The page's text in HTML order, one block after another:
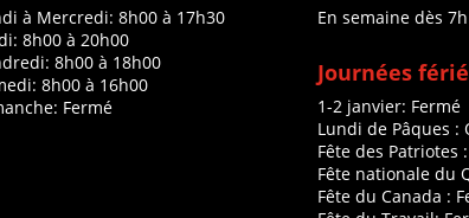
à Mercredi: 8h00 à 17h30
8h00 à 20h00
8h00 à 18h00
8h00 à 16h00
Fermé
En semaine dès 7h
Journées
1-2 janvier: Fermé
Lundi de Pâques :
Fête des Patriotes
Fête nationale du
Fête du Canada :